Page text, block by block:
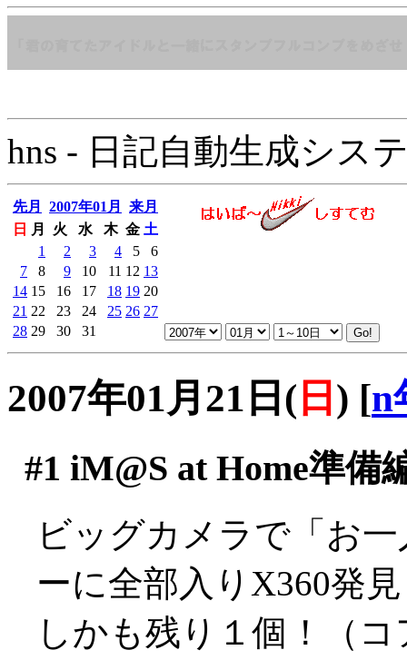
hns - 日記自動生成シス
先月 2007年01月
来月
日
月 火 水 木 金 土
1
2 3 4 5
6
7
8 9 10 11 12 13
14 15 16 17 18 19 20
21 22 23 24 25 26 27
28 29 30 31
2007年01月21日( 日 ) [n
#1 iM@S at Home準備
ビッグカメラで「お
ーに全部入りX360発
しかも残り１個！（